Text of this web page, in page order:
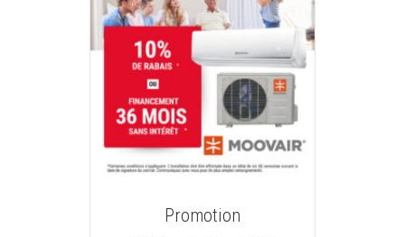
Promotion